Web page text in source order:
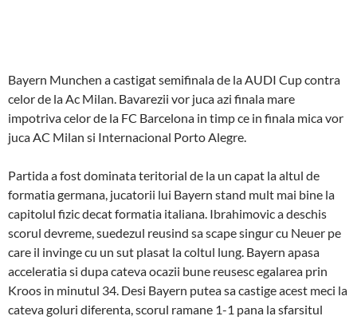
Bayern Munchen a castigat semifinala de la AUDI Cup contra
celor de la Ac Milan. Bavarezii vor juca azi finala mare
impotriva celor de la FC Barcelona in timp ce in finala mica vor
juca AC Milan si Internacional Porto Alegre.
Partida a fost dominata teritorial de la un capat la altul de
formatia germana, jucatorii lui Bayern stand mult mai bine la
capitolul fizic decat formatia italiana. Ibrahimovic a deschis
scorul devreme, suedezul reusind sa scape singur cu Neuer pe
care il invinge cu un sut plasat la coltul lung. Bayern apasa
acceleratia si dupa cateva ocazii bune reusesc egalarea prin
Kroos in minutul 34. Desi Bayern putea sa castige acest meci la
cateva goluri diferenta, scorul ramane 1-1 pana la sfarsitul